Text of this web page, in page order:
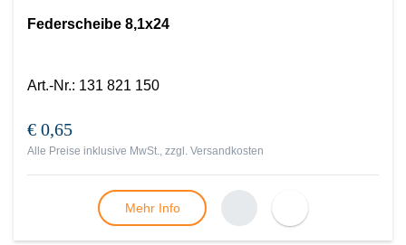
Federscheibe 8,1x24
Art.-Nr.: 131 821 150
€ 0,65
Alle Preise inklusive MwSt., zzgl. Versandkosten
Mehr Info